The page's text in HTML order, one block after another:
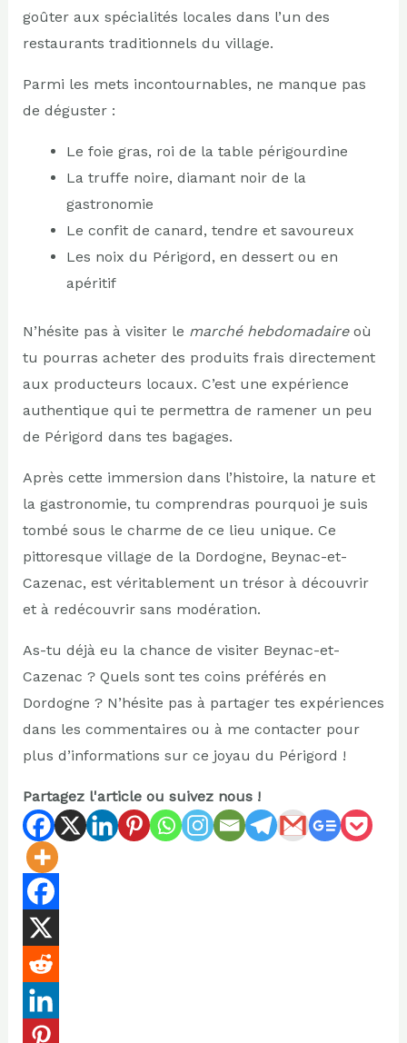
goûter aux spécialités locales dans l’un des
restaurants traditionnels du village.
Parmi les mets incontournables, ne manque pas
de déguster :
Le foie gras, roi de la table périgourdine
La truffe noire, diamant noir de la
gastronomie
Le confit de canard, tendre et savoureux
Les noix du Périgord, en dessert ou en
apéritif
N’hésite pas à visiter le marché hebdomadaireoù
tu pourras acheter des produits frais directement
aux producteurs locaux. C’est une expérience
authentique qui te permettra de ramener un peu
de Périgord dans tes bagages.
Après cette immersion dans l’histoire, la nature et
la gastronomie, tu comprendras pourquoi je suis
tombé sous le charme de ce lieu unique. Ce
pittoresque village de la Dordogne, Beynac-et-
Cazenac, est véritablement un trésor à découvrir
et à redécouvrir sans modération.
As-tu déjà eu la chance de visiter Beynac-et-
Cazenac ? Quels sont tes coins préférés en
Dordogne ? N’hésite pas à partager tes expériences
dans les commentaires ou à me contacter pour
plus d’informations sur ce joyau du Périgord !
Partagez l'article ou suivez nous !